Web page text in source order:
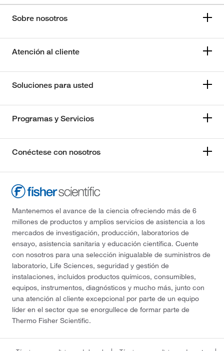
Sobre nosotros
Atención al cliente
Soluciones para usted
Programas y Servicios
Conéctese con nosotros
Mantenemos el avance de la ciencia ofreciendo más de 6
millones de productos y amplios servicios de asistencia a los
mercados de investigación, producción, laboratorios de
ensayo, asistencia sanitaria y educación científica. Cuente
con nosotros para una selección inigualable de suministros de
laboratorio, Life Sciences, seguridad y gestión de
instalaciones, incluidos productos químicos, consumibles,
equipos, instrumentos, diagnósticos y mucho más, junto con
una atención al cliente excepcional por parte de un equipo
líder en el sector que se enorgullece de formar parte de
Thermo Fisher Scientific.